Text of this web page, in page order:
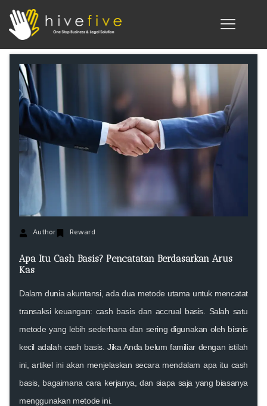
Author Reward
Apa Itu Cash Basis? Pencatatan Berdasarkan Arus
Kas
Dalam dunia akuntansi, ada dua metode utama untuk mencatat
transaksi keuangan: cash basisdan accrual basis . Salah satu
metode yang lebih sederhana dan sering digunakan oleh bisnis
kecil adalah cash basis . Jika Anda belum familiar dengan istilah
ini, artikel ini akan menjelaskan secara mendalam apa itu cash
basis , bagaimana cara kerjanya, dan siapa saja yang biasanya
menggunakan metode ini.